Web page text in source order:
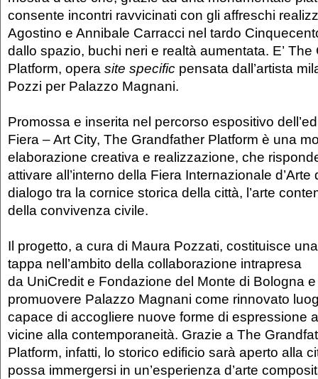
consente incontri ravvicinati con gli affreschi
Agostino e Annibale Carracci nel tardo
dallo spazio, buchi neri e realtà aumentata. E’ The
Platform, opera site specific pensata dall’artista
Pozzi per Palazzo Magnani.
Promossa e inserita nel percorso espositivo
Fiera – Art City, The Grandfather Platform è una
elaborazione creativa e realizzazione, che
attivare all’interno della Fiera Internazionale d’Arte
dialogo tra la cornice storica della città, l’arte
della convivenza civile.
Il progetto, a cura di Maura Pozzati, costituisce
tappa nell’ambito della collaborazione intrapresa
da UniCredit e Fondazione del Monte di Bologna
promuovere Palazzo Magnani come rinnovato
capace di accogliere nuove forme di espressione
vicine alla contemporaneità. Grazie a The
Platform, infatti, lo storico edificio sarà aperto alla
possa immergersi in un’esperienza d’arte